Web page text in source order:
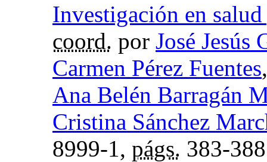
Investigación en
coord. por José Jesús
Carmen Pérez Fuentes
Ana Belén Barragán
Cristina Sánchez
8999-1, págs. 383-388